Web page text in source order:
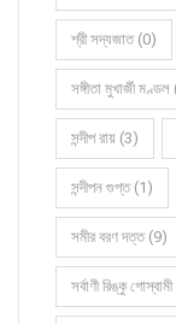
শ্রী সদ্যজাত (0)
সঙ্গীতা মুখার্জী
সন্দীপ রায় (3)
সন্দীপন গুপ্ত (1)
সমীর বরণ দত্ত (9)
সর্বাণী রিঙ্কু